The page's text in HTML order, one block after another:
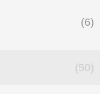
(6)
(50)